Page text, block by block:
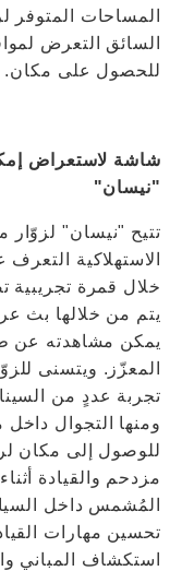
المساحات المتوفر
السائق التعرض
للحصول على
"نيسان"
تتيح "نيسان" لزوّار
خلال قمرة تجريبية
يتم من خلالها بث
يمكن مشاهدته عن
المعزّز. ويتسنى
تجربة عددٍ من
ومنها التجوال
للوصول إلى مكان
مزدحم والقيادة
المُشمس داخل
تحسين مهارات
استكشاف المباني